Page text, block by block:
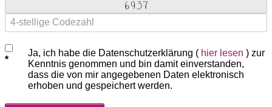
Ja, ich habe die Datenschutzerklärung ( hier lesen ) zur
Kenntnis genommen und bin damit einverstanden,
dass die von mir angegebenen Daten elektronisch
erhoben und gespeichert werden.